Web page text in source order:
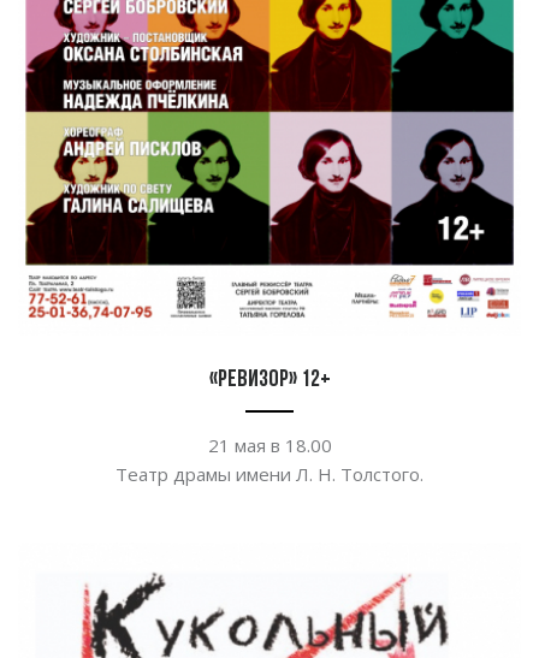
«Ревизор» 12+
21 мая в 18.00
Театр драмы имени Л. Н. Толстого.